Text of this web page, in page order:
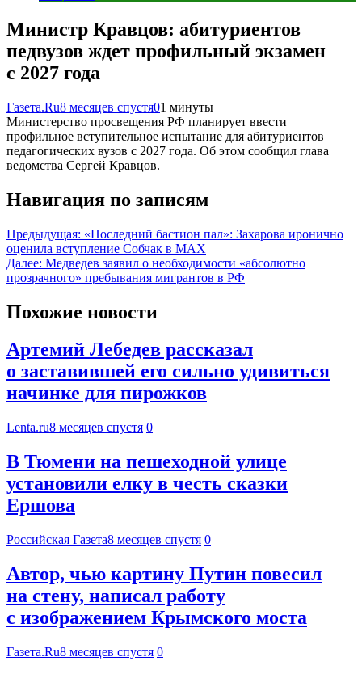
Министр Кравцов: абитуриентов
педвузов ждет профильный экзамен
с 2027 года
Газета.Ru8 месяцев спустя01 минуты
Министерство просвещения РФ планирует ввести
профильное вступительное испытание для абитуриентов
педагогических вузов с 2027 года. Об этом сообщил глава
ведомства Сергей Кравцов.
Навигация по записям
Предыдущая: «Последний бастион пал»: Захарова иронично
оценила вступление Собчак в MAX
Далее: Медведев заявил о необходимости «абсолютно
прозрачного» пребывания мигрантов в РФ
Похожие новости
Артемий Лебедев рассказал
о заставившей его сильно удивиться
начинке для пирожков
Lenta.ru8 месяцев спустя 0
В Тюмени на пешеходной улице
установили елку в честь сказки
Ершова
Российская Газета8 месяцев спустя 0
Автор, чью картину Путин повесил
на стену, написал работу
с изображением Крымского моста
Газета.Ru8 месяцев спустя 0